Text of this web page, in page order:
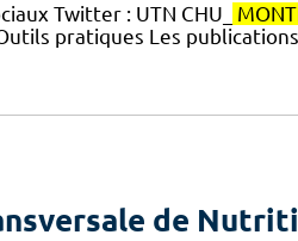
Twitter : UTN CHU_
pratiques Les
de